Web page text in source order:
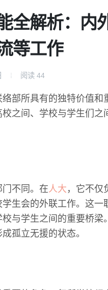
全解析：内
等工作
阅读 44
部所具有的独特价值和
之间、学校与学生们之
不同。在人大 ，它不仅
生会的外联工作。这一
与学生之间的重要桥梁
孤立无援的状态。